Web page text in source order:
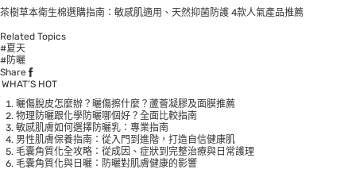
茶樹草本衛生棉選購指南：敏感肌適用、天然抑菌防護 4款人氣產品推薦
Related Topics
#夏天
#防曬
Share
WHAT’S HOT
曬傷脫皮怎麼辦？曬傷擦什麼？蘆薈凝膠及面膜推薦
物理防曬跟化學防曬哪個好？全面比較指南
敏感肌膚如何選擇防曬乳：專業指南
男性肌膚保養指南：從入門到進階，打造自信健康肌
毛囊角質化全攻略：從成因、症狀到完整治療與日常護理
毛囊角質化與日曬：防曬對肌膚健康的影響